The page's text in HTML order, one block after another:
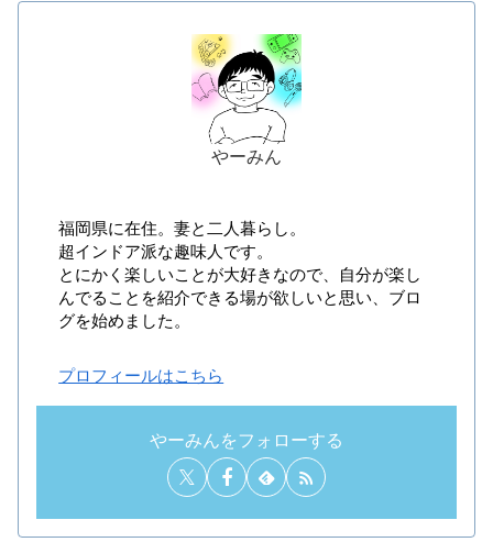
やーみん
福岡県に在住。妻と二人暮らし。
超インドア派な趣味人です。
とにかく楽しいことが大好きなので、自分が楽し
んでることを紹介できる場が欲しいと思い、ブロ
グを始めました。
プロフィールはこちら
やーみんをフォローする